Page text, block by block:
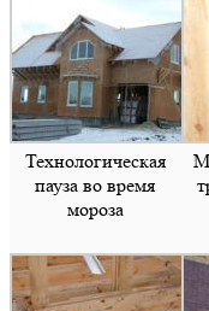
Технологическая
пауза во время
мороза